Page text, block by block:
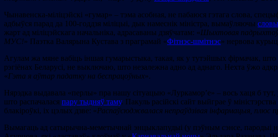
Чынавенска-міліцэйскі «гумар» – тэма асобная, не пабаюся гэтага слова,
адбыўся парад да 100-годдзя міліцыі, дык намеснік міністра, вымаўляючы словы
жарт ад міліцэйскага начальніка, адрасаваны дзяўчатам: «Шыхтовая
МУС!» Паэтка Валярына Кустава з праграмай «Фітнэс-шмітнэс» нервова
Агулам жа мяне вабіць іншая гумарыстыка, такая, як у тутэйшых фірмачак,
рэгіёнах Беларусі, не выключаю, што незалежна адно ад аднаго. Нехта ўжо
«Гэта я аўтар падатку на беспрацоўных».
Нярэдка выдавала «перлы» пра нашу сітуацыю «Луркамор’е» – вось хаця б тут,
што распачалася пару тыдняў таму. Пакуль расійскі сайт выйграе ў
блакіроўкі, іх цэлых дзве: «Распаўсюджвалася непраўдзівая інфармацыя, плюс
Вымагаць ад сатырычна-меметычнай энцыклапудыі (у пэўным сэнсе, пародыі